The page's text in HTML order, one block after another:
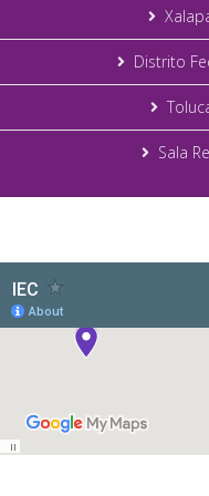
Distrito
Sala